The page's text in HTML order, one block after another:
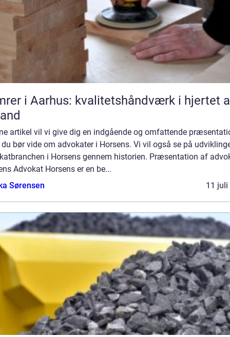
i Aarhus: kvalitetshåndværk i hjertet
artikel vil vi give dig en indgående og omfattende
bør vide om advokater i Horsens. Vi vil også se på
i Horsens gennem historien. Præsentation af
Advokat Horsens er en be...
Sørensen
11 juli